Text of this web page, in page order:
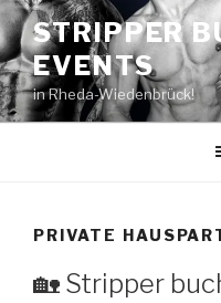
Zum
Inhalt
springen
STRIPPER
EVENTS
in Rheda-Wiedenbrück!
PRIVATE
🏡 Stripper